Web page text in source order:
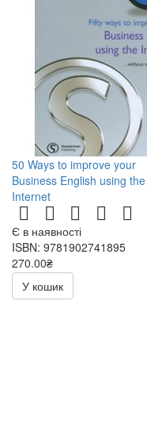
50 Ways to improve your
Business English using the
Internet
Є в наявності
ISBN: 9781902741895
270.00₴
540.00₴
У кошик